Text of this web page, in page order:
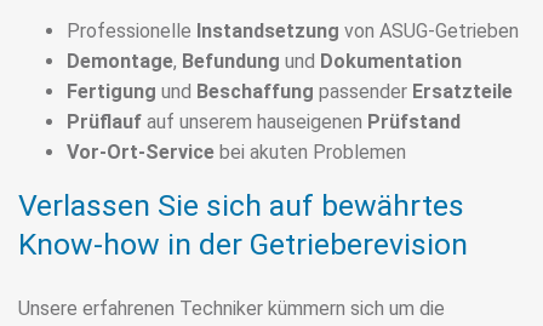
Professionelle Instandsetzung von ASUG-Getrieben
Demontage, Befundung und Dokumentation
Fertigung und Beschaffung passender Ersatzteile
Prüflauf auf unserem hauseigenen Prüfstand
Vor-Ort-Service bei akuten Problemen
Verlassen Sie sich auf bewährtes
Know-how in der Getrieberevision
Unsere erfahrenen Techniker kümmern sich um die